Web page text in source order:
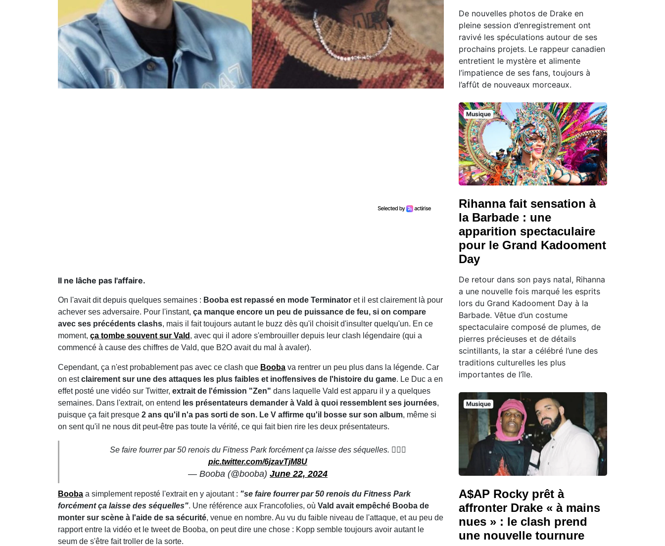
Il ne lâche pas l'affaire.
On l'avait dit depuis quelques semaines : Booba est repassé en mode Terminator et il est clairement là pour
achever ses adversaire. Pour l'instant, ça manque encore un peu de puissance de feu, si on compare
avec ses précédents clashs, mais il fait toujours autant le buzz dès qu'il choisit d'insulter quelqu'un. En ce
moment, ça tombe souvent sur Vald , avec qui il adore s'embrouiller depuis leur clash légendaire (qui a
commencé à cause des chiffres de Vald, que B2O avait du mal à avaler).
Cependant, ça n'est probablement pas avec ce clash que Booba va rentrer un peu plus dans la légende. Car
on estclairement sur une des attaques les plus faibles et inoffensives de l'histoire du game. Le Duc a en
effet posté une vidéo sur Twitter, extrait de l'émission "Zen" dans laquelle Vald est apparu il y a quelques
semaines. Dans l'extrait, on entend les présentateurs demander à Vald à quoi ressemblent ses journées,
puisque ça fait presque 2 ans qu'il n'a pas sorti de son. Le V affirme qu'il bosse sur son album, même si
on sent qu'il ne nous dit peut-être pas toute la vérité, ce qui fait bien rire les deux présentateurs.
Se faire fourrer par 50 renois du Fitness Park forcément ça laisse des séquelles. 🏋🏿🍆
pic.twitter.com/6jzavTjM8U
— Booba (@booba) June 22, 2024
Booba a simplement reposté l'extrait en y ajoutant : "se faire fourrer par 50 renois du Fitness Park
forcément ça laisse des séquelles". Une référence aux Francofolies, où Vald avait empêché Booba de
monter sur scène à l'aide de sa sécurité, venue en nombre. Au vu du faible niveau de l'attaque, et au peu de
rapport entre la vidéo et le tweet de Booba, on peut dire une chose : Kopp semble toujours avoir autant le
seum de s'être fait troller de la sorte.
De nouvelles photos de Drake en
pleine session d’enregistrement ont
ravivé les spéculations autour de ses
prochains projets. Le rappeur canadien
entretient le mystère et alimente
l’impatience de ses fans, toujours à
l’affût de nouveaux morceaux.
Musique
Rihanna fait sensation à
la Barbade : une
apparition spectaculaire
pour le Grand Kadooment
Day
De retour dans son pays natal, Rihanna
a une nouvelle fois marqué les esprits
lors du Grand Kadooment Day à la
Barbade. Vêtue d’un costume
spectaculaire composé de plumes, de
pierres précieuses et de détails
scintillants, la star a célébré l’une des
traditions culturelles les plus
importantes de l’île.
Musique
A$AP Rocky prêt à
affronter Drake « à mains
nues » : le clash prend
une nouvelle tournure